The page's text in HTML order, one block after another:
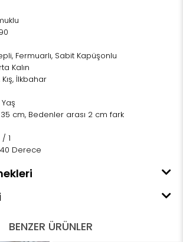
Fermuarlı, Sabit Kapüşonlu
Kalın
İlkbahar
35 cm, Bedenler arası 2 cm fark
1
40 Derece
BENZER ÜRÜNLER